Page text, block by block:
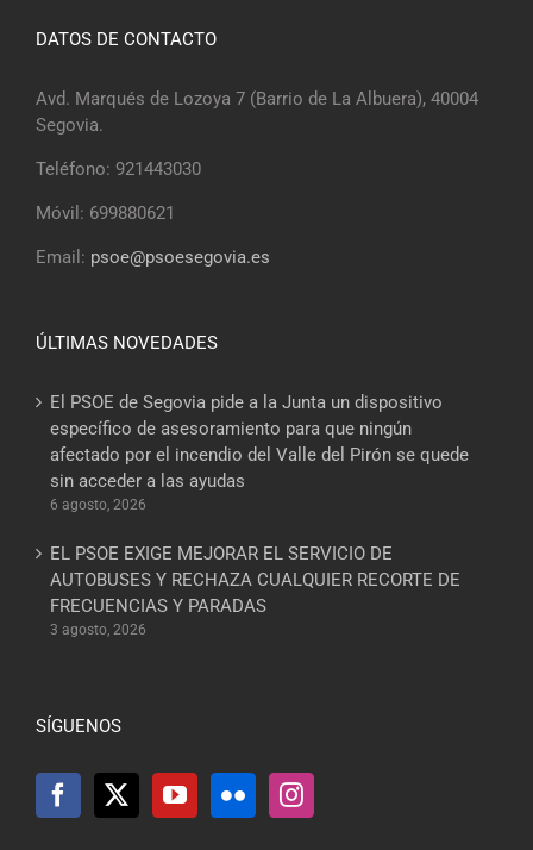
DATOS DE CONTACTO
Avd. Marqués de Lozoya 7 (Barrio de La Albuera), 40004
Segovia.
Teléfono: 921443030
Móvil: 699880621
Email: psoe@psoesegovia.es
ÚLTIMAS NOVEDADES
El PSOE de Segovia pide a la Junta un dispositivo
específico de asesoramiento para que ningún
afectado por el incendio del Valle del Pirón se quede
sin acceder a las ayudas
6 agosto, 2026
EL PSOE EXIGE MEJORAR EL SERVICIO DE
AUTOBUSES Y RECHAZA CUALQUIER RECORTE DE
FRECUENCIAS Y PARADAS
3 agosto, 2026
SÍGUENOS